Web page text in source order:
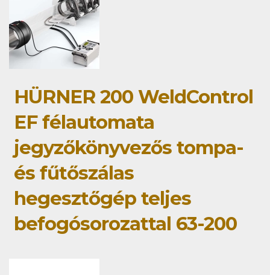
HÜRNER 200 WeldControl
EF félautomata
jegyzőkönyvezős tompa-
és fűtőszálas
hegesztőgép teljes
befogósorozattal 63-200